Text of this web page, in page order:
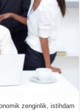
zenginlik, istihdam